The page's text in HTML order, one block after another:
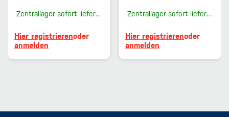
Zentrallager sofort lieferbar
Hier registrierenoder
anmelden
Zentrallager sofort lieferbar
Hier registrierenoder
anmelden